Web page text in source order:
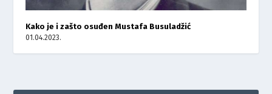
Kako je i zašto osuđen Mustafa Busuladžić
01.04.2023.